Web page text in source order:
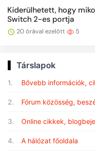
Kiderülhetett, hogy
Switch 2-es portja
20 órával ezelőtt 5
Társlapok
1. Bővebb információk,
2. Fórum közösség,
3. Online cikkek,
4. A hálózat főoldala